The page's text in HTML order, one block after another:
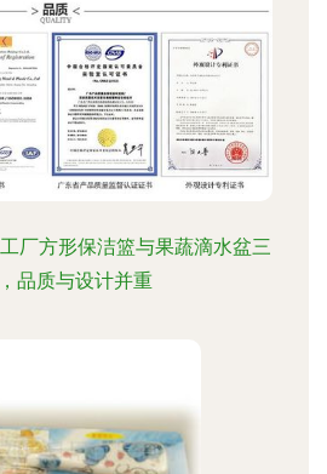
厂方形保洁篮与果蔬滴水盆三
品质与设计并重